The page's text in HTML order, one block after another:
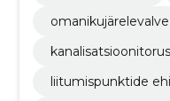
omanikujärelevalve
liitumispunktide